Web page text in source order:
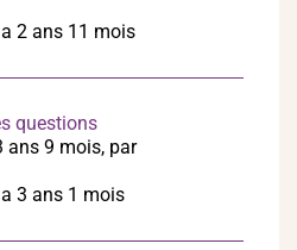
2 ans 11 mois
questions
ans 9 mois, par
3 ans 1 mois